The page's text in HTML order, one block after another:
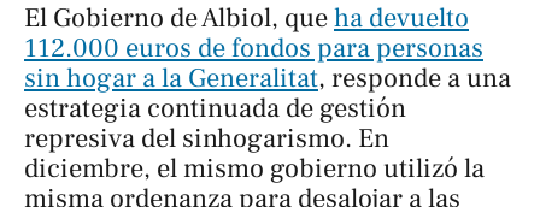
El Gobierno de Albiol, queha devuelto
112.000 euros de fondos para personas
sin hogar a la Generalitat, responde a una
estrategia continuada de gestión
represiva del sinhogarismo. En
diciembre, el mismo gobierno utilizó la
misma ordenanza para desalojar a las